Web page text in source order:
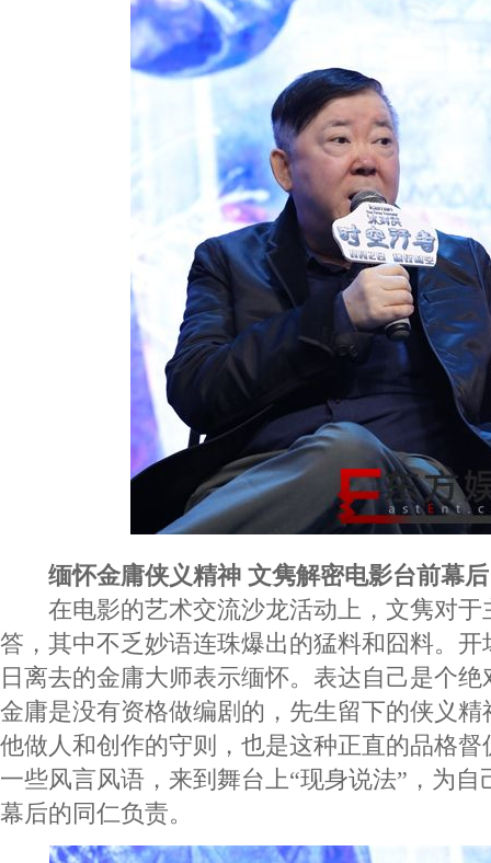
缅怀金庸侠义精神 文隽解密电影台前幕后
在电影的艺术交流沙龙活动上，文隽对于
答，其中不乏妙语连珠爆出的猛料和囧料。
日离去的金庸大师表示缅怀。表达自己是个
金庸是没有资格做编剧的，先生留下的侠义
他做人和创作的守则，也是这种正直的品格
一些风言风语，来到舞台上“现身说法”，为
幕后的同仁负责。